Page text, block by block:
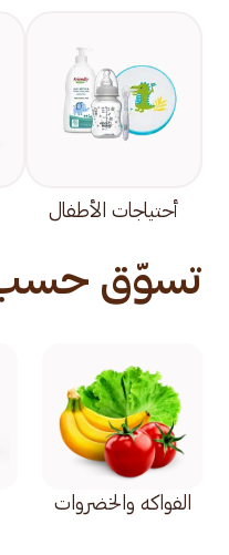
أحتياجات الأطفال
تسوّق حسب
الفواكه والخضروات